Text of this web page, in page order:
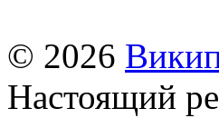
© 2026
Настоящий